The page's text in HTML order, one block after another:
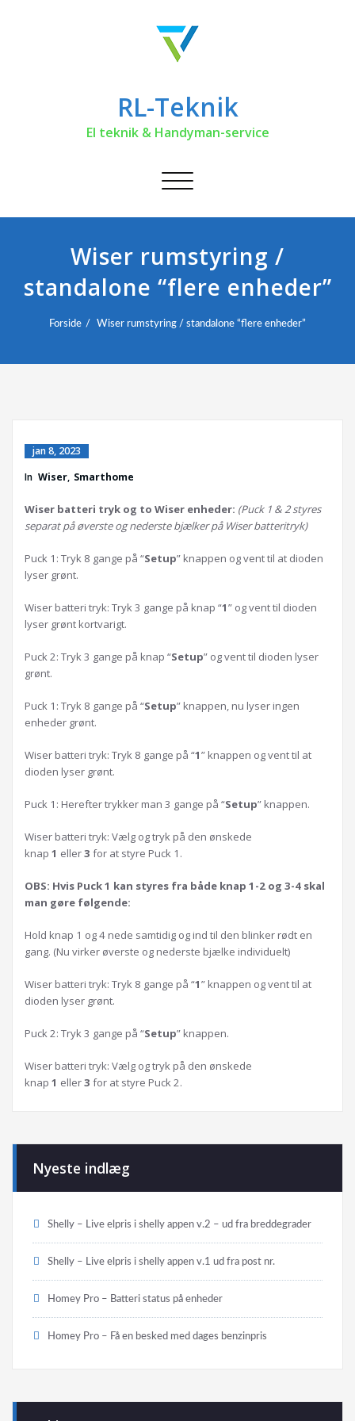
RL-Teknik
El teknik & Handyman-service
Toggle
Wiser rumstyring /
standalone “flere enheder”
Forside Wiser rumstyring / standalone “flere enheder”
jan 8, 2023
In Wiser, Smarthome
Wiser batteri tryk og to Wiser enheder: (Puck 1 & 2 styres
separat på øverste og nederste bjælker på Wiser batteritryk)
Puck 1: Tryk 8 gange på “Setup” knappen og vent til at dioden
lyser grønt.
Wiser batteri tryk: Tryk 3 gange på knap “1” og vent til dioden
lyser grønt kortvarigt.
Puck 2: Tryk 3 gange på knap “Setup” og vent til dioden lyser
grønt.
Puck 1: Tryk 8 gange på “Setup” knappen, nu lyser ingen
enheder grønt.
Wiser batteri tryk: Tryk 8 gange på “1” knappen og vent til at
dioden lyser grønt.
Puck 1: Herefter trykker man 3 gange på “Setup” knappen.
Wiser batteri tryk: Vælg og tryk på den ønskede
knap 1 eller3 for at styre Puck 1.
OBS: Hvis Puck 1 kan styres fra både knap 1-2 og 3-4 skal
man gøre følgende:
Hold knap 1 og 4 nede samtidig og ind til den blinker rødt en
gang. (Nu virker øverste og nederste bjælke individuelt)
Wiser batteri tryk: Tryk 8 gange på “1” knappen og vent til at
dioden lyser grønt.
Puck 2: Tryk 3 gange på “Setup” knappen.
Wiser batteri tryk: Vælg og tryk på den ønskede
knap 1 eller3 for at styre Puck 2.
Nyeste indlæg
Shelly – Live elpris i shelly appen v.2 – ud fra breddegrader
Shelly – Live elpris i shelly appen v.1 ud fra post nr.
Homey Pro – Batteri status på enheder
Homey Pro – Få en besked med dages benzinpris